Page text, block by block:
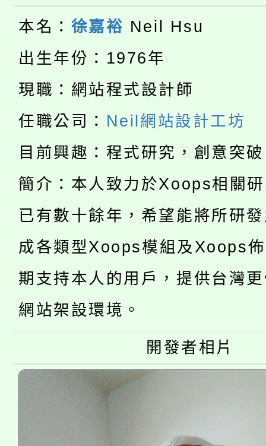
程，歡迎學生輔導中心
心理、諮商輔導、社會
系所師生報名參加。
縣市「校園短影音徵選
門員」簡章及活動海報
踴躍報名參加。
桃園市115學年度學生
要點
115年度「教育部表揚
公告本校115學年度第
代理(課)教師甄選結果(
「2026金融保險知識
車」活動
桃園市115學年度學生
生本土語及新住民語歌
公告本校115學年度第
代理(課)教師甄選結果(
公告本校115學年度第
代理(課)教師甄選結果(
轉知中國文化大學推廣
《TA101》溝通分析基
程，歡迎學生輔導中心
心理、諮商輔導、社會
系所師生報名參加。
轉知苗栗縣政府辦理
縣市「校園短影音徵選
門員」簡章及活動海報
踴躍報名參加。
桃園市115學年度學生
「桃園市補助參觀特色
展演活動實施計畫」
115年度「教育部表揚
義教育推展貢獻獎」
本名： 徐嘉裕 Neil Hsu
出生年份：1976年
現職：網站程式設計師
任職公司： Neil網站設計工坊
目前興趣：程式研究，創意突
簡介：本人致力於Xoops相關
已有數十餘年，希望能將所研
成各類型Xoops模組及Xoops
期支持本人的用戶，提供台灣
網站架設環境。
開發者相片